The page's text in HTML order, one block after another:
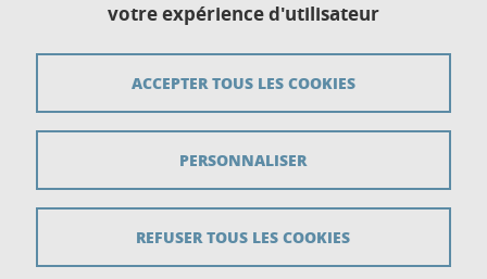
Mentions légales
Données personnelles
Gestion des cookies
Accessibilité : non conforme
votre expérience d'utilisateur
ACCEPTER TOUS LES COOKIES
REFUSER TOUS LES COOKIES
PERSONNALISER